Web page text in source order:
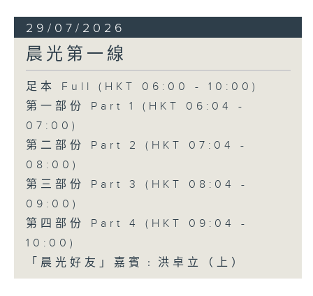
29/07/2026
晨光第一線
足本 Full (HKT 06:00 - 10:00)
第一部份 Part 1 (HKT 06:04 -
07:00)
第二部份 Part 2 (HKT 07:04 -
08:00)
第三部份 Part 3 (HKT 08:04 -
09:00)
第四部份 Part 4 (HKT 09:04 -
10:00)
「晨光好友」嘉賓﹕洪卓立（上）